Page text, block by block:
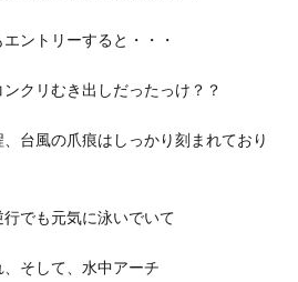
ントリーすると・・・
クリむき出しだったっけ？？
台風の爪痕はしっかり刻まれており
でも元気に泳いでいて
そして、水中アーチ